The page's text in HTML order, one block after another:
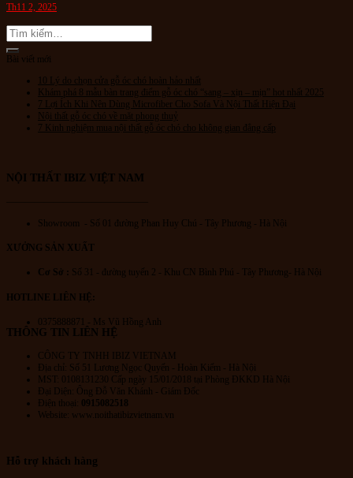
Th11 2, 2025
Bài viết mới
10 Lý do chọn cửa gỗ óc chó hoàn hảo nhất
Khám phá 8 mẫu bàn trang điểm gỗ óc chó “sang – xịn – mịn” hot nhất 2025
7 Lợi Ích Khi Nên Dùng Microfiber Cho Sofa Và Nội Thất Hiện Đại
Nội thất gỗ óc chó về mặt phong thuỷ
7 Kinh nghiệm mua nội thất gỗ óc chó cho không gian đẳng cấp
NỘI THẤT IBIZ VIỆT NAM
Showroom - Số 01 đường Phan Huy Chú - Tây Phương - Hà Nội
XƯỞNG SẢN XUẤT
Cơ Sở : Số 31 - đường tuyến 2 - Khu CN Bình Phú - Tây Phương- Hà Nội
HOTLINE LIÊN HỆ:
0375888871 - Ms Vũ Hồng Anh
THÔNG TIN LIÊN HỆ
CÔNG TY TNHH IBIZ VIETNAM
Địa chỉ: Số 51 Lương Ngọc Quyến - Hoàn Kiếm - Hà Nội
MST: 0108131230 Cấp ngày 15/01/2018 tại Phòng ĐKKD Hà Nội
Đại Diện: Ông Đỗ Văn Khánh - Giám Đốc
Điện thoại:
0915082518
Website: www.noithatibizvietnam.vn
Hỗ trợ khách hàng